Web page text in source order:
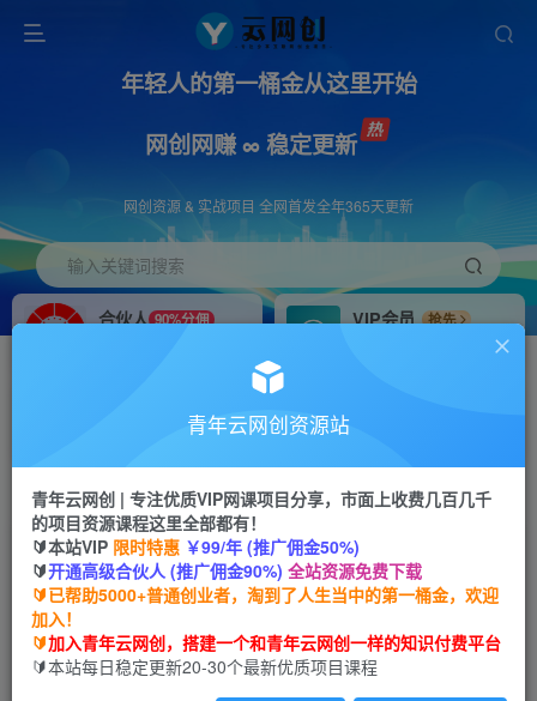
年轻人的第一桶金从这里开始
网创网赚 ∞ 稳定更新
网创资源 & 实战项目 全网首发全年365天更新
输入关键词搜索
合伙人 90%分佣
VIP会员
抢先
搭建同款网站，自己当老板
首页 创业课程 会员免费 正文
0粉无门槛暴力起号美女号，简单搬运月入1w＋
【揭秘】
青年云网创
2年前发布
关注 私信
青年云网创资源站
青年云网创 | 专注优质VIP网课项目分享，市面上收费几百几千
的项目资源课程这里全部都有！
🔰本站VIP 限时特惠 ￥99/年 (推广佣金50%)
🔰开通高级合伙人 (推广佣金90%) 全站资源免费下载
🔰已帮助5000+普通创业者，淘到了人生当中的第一桶金，欢迎
加入！
🔰加入青年云网创，搭建一个和青年云网创一样的知识付费平台
🔰本站每日稳定更新20-30个最新优质项目课程